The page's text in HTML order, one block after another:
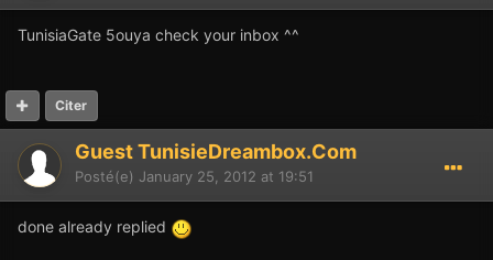
TunisiaGate 5ouya check your inbox ^^
Citer
Guest TunisieDreambox.Com
Posté(e) January 25, 2012 at 19:51
done already replied